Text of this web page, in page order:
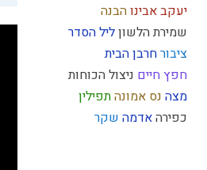
יעקב אבינוהבנה
שמירת הלשוןליל הסדר
ציבורחרבן הבית
חפץ חיים ניצול הכוחות
מצה נס אמונהתפילין
כפירהאדמה שקר